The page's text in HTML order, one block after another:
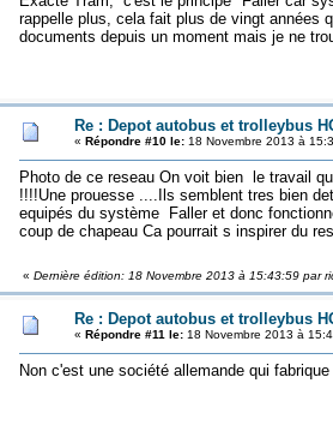
rappelle plus, cela fait plus de vingt années
documents depuis un moment mais je ne
Re : Depot autobus et trolleybus
« Répondre #10 le:18 Novembre 2013 à
Photo de ce reseau On voit bien le travail
!!!!Une prouesse ....Ils semblent tres bien
equipés du système Faller et donc
coup de chapeau Ca pourrait s inspirer du
« Dernière édition: 18 Novembre 2013 à 15:43:59 par
Re : Depot autobus et trolleybus
« Répondre #11 le:18 Novembre 2013 à
Non c'est une société allemande qui